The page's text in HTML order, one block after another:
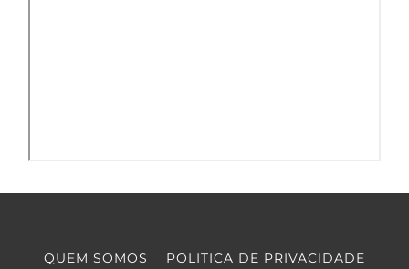
QUEM SOMOS POLITICA DE PRIVACIDADE